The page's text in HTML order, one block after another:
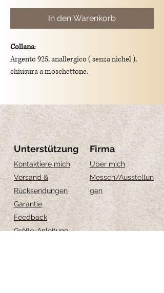
In den Warenkorb
Collana:
Argento 925, anallergico ( senza nichel ),
chiusura a moschettone.
Ciondolo:
Argento 925 placato oro, anallergico ( senza
nichel ).
Dimensione: 1cm
Unterstützung
Kontaktiere mich
Versand &
Rücksendungen
Garantie
Feedback
Größe-Anleitung
Firma
Über mich
Messen/Ausstellun
gen